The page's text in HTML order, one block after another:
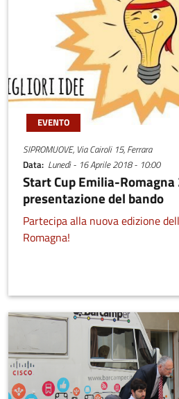
EVENTO
SIPROMUOVE, Via Cairoli 15, Ferrara
Data Lunedì - 16 Aprile 2018 - 10:00
Start Cup Emilia-
presentazione del bando
Partecipa alla nuova edizione
Romagna!